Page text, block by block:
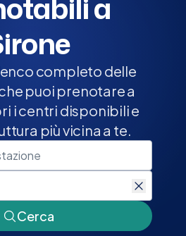
a
completo delle
puoi prenotare a
i centri disponibili e
più vicina a te.
Cerca